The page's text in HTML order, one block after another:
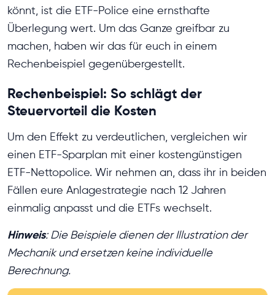
könnt, ist die ETF-Police eine ernsthafte
Überlegung wert. Um das Ganze greifbar zu
machen, haben wir das für euch in einem
Rechenbeispiel gegenübergestellt.
Rechenbeispiel: So schlägt der
Steuervorteil die Kosten
Um den Effekt zu verdeutlichen, vergleichen wir
einen ETF-Sparplan mit einer kostengünstigen
ETF-Nettopolice. Wir nehmen an, dass ihr in beiden
Fällen eure Anlagestrategie nach 12 Jahren
einmalig anpasst und die ETFs wechselt.
Hinweis: Die Beispiele dienen der Illustration der
Mechanik und ersetzen keine individuelle
Berechnung.